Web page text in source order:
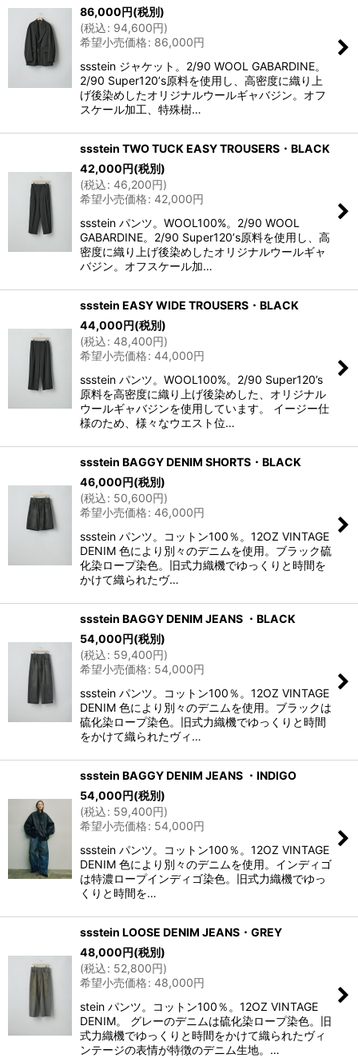
86,000円(税別)
(税込: 94,600円)
希望小売価格: 86,000円
ssstein ジャケット。2/90 WOOL GABARDINE。
2/90 Super120ʼs原料を使用し、高密度に織り上
げ後染めしたオリジナルウールギャバジン。オフ
スケール加工、特殊樹…
ssstein TWO TUCK EASY TROUSERS・BLACK
42,000円(税別)
(税込: 46,200円)
希望小売価格: 42,000円
ssstein パンツ。WOOL100%。2/90 WOOL
GABARDINE。2/90 Super120ʼs原料を使用し、高
密度に織り上げ後染めしたオリジナルウールギャ
バジン。オフスケール加…
ssstein EASY WIDE TROUSERS・BLACK
44,000円(税別)
(税込: 48,400円)
希望小売価格: 44,000円
ssstein パンツ。WOOL100%。2/90 Super120’s
原料を高密度に織り上げ後染めした、オリジナル
ウールギャバジンを使用しています。 イージー仕
様のため、様々なウエスト位…
ssstein BAGGY DENIM SHORTS・BLACK
46,000円(税別)
(税込: 50,600円)
希望小売価格: 46,000円
ssstein パンツ。コットン100％。12OZ VINTAGE
DENIM 色により別々のデニムを使用。ブラック硫
化染ロープ染色。旧式力織機でゆっくりと時間を
かけて織られたヴ…
ssstein BAGGY DENIM JEANS ・BLACK
54,000円(税別)
(税込: 59,400円)
希望小売価格: 54,000円
ssstein パンツ。コットン100％。12OZ VINTAGE
DENIM 色により別々のデニムを使用。ブラックは
硫化染ロープ染色。旧式力織機でゆっくりと時間
をかけて織られたヴィ…
ssstein BAGGY DENIM JEANS ・INDIGO
54,000円(税別)
(税込: 59,400円)
希望小売価格: 54,000円
ssstein パンツ。コットン100％。12OZ VINTAGE
DENIM 色により別々のデニムを使用。インディゴ
は特濃ロープインディゴ染色。旧式力織機でゆっ
くりと時間を…
ssstein LOOSE DENIM JEANS・GREY
48,000円(税別)
(税込: 52,800円)
希望小売価格: 48,000円
stein パンツ。コットン100％。12OZ VINTAGE
DENIM。 グレーのデニムは硫化染ロープ染色。旧
式力織機でゆっくりと時間をかけて織られたヴィ
ンテージの表情が特徴のデニム生地。…